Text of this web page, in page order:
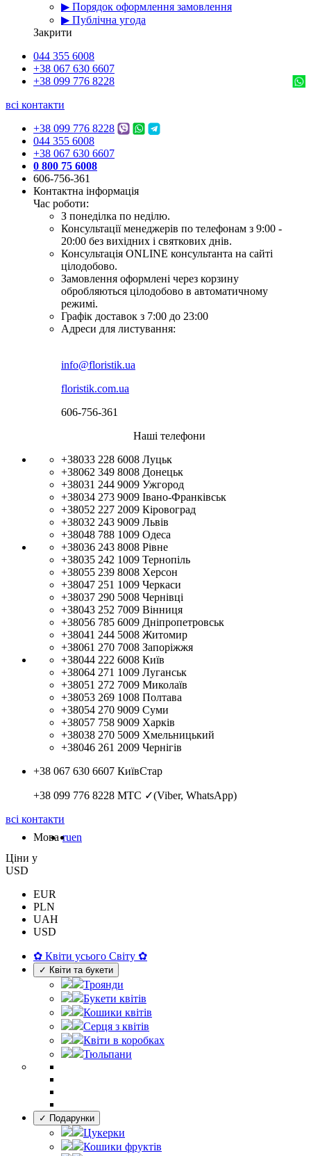
▶ Порядок оформлення замовлення
▶ Публічна угода
Закрити
044 355 6008
+38 067 630 6607
+38 099 776 8228
всі контакти
+38 099 776 8228
044 355 6008
+38 067 630 6607
0 800 75 6008
606-756-361
Контактна інформація
Час роботи:
З понеділка по неділю.
Консультації менеджерів по телефонам з 9:00 -
20:00 без вихідних і святкових днів.
Консультація ONLINE консультанта на сайті
цілодобово.
Замовлення оформлені через корзину
обробляються цілодобово в автоматичному
режимі.
Графік доставок з 7:00 до 23:00
Адреси для листування:
info@floristik.ua
floristik.com.ua
606-756-361
Наші телефони
+38033 228 6008 Луцьк
+38062 349 8008 Донецьк
+38031 244 9009 Ужгород
+38034 273 9009 Івано-Франківськ
+38052 227 2009 Кіровоград
+38032 243 9009 Львів
+38048 788 1009 Одеса
+38036 243 8008 Рівне
+38035 242 1009 Тернопіль
+38055 239 8008 Херсон
+38047 251 1009 Черкаси
+38037 290 5008 Чернівці
+38043 252 7009 Вінниця
+38056 785 6009 Дніпропетровськ
+38041 244 5008 Житомир
+38061 270 7008 Запоріжжя
+38044 222 6008 Київ
+38064 271 1009 Луганськ
+38051 272 7009 Миколаїв
+38053 269 1008 Полтава
+38054 270 9009 Суми
+38057 758 9009 Харків
+38038 270 5009 Хмельницький
+38046 261 2009 Чернігів
+38 067 630 6607 КиївСтар
+38 099 776 8228 МТС ✓(Viber, WhatsApp)
всі контакти
Мова ruen
Цiни у
USD
EUR
PLN
UAH
USD
✿ Квіти усього Світу ✿
✓ Квіти та букети
Троянди
Букети квітів
Кошики квітів
Серця з квітів
Квіти в коробках
Тюльпани
✓ Подарунки
Цукерки
Кошики фруктів